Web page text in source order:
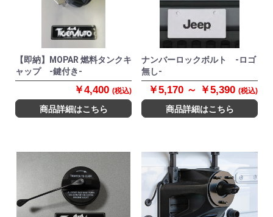
【即納】MOPAR 燃料タンクキ
ャップ -鍵付き-
￥4,400 (税込)
商品詳細はこちら
ナンバーロックボルト -ロゴ
無し-
￥5,170 ～ ￥5,390 (税込)
商品詳細はこちら